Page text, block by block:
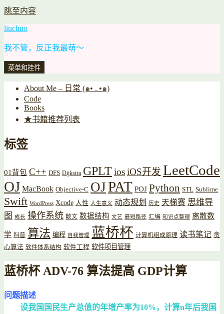
跳至内容
liuchuo
我不管，反正我最萌～
菜单和挂件
About Me – 日常 (๑• . •๑)
Code
Books
★书籍推荐列表
标签
01背包 C++ DFS Dijkstra GPLTiosiOS开发 LeetCode
OJ MacBook Objective-C OJPAT POJ Python STL Sublime
Swift WordPress Xcode 人性 人生意义 动态规划 历史 天梯赛 思维导
图
成长 操作系统 散文 数据结构 文艺 最短路径 汇编 知识点整理 离散数
学 科普 算法 编程 自我管理 蓝桥杯 计算机组成原理 读书笔记 贪
心算法 软件体系结构 软件工程 软件项目管理
蓝桥杯 ADV-76 算法提高 GDP计算
问题描述
设我国国民生产总值的年增产率为10%，计算n年后我国